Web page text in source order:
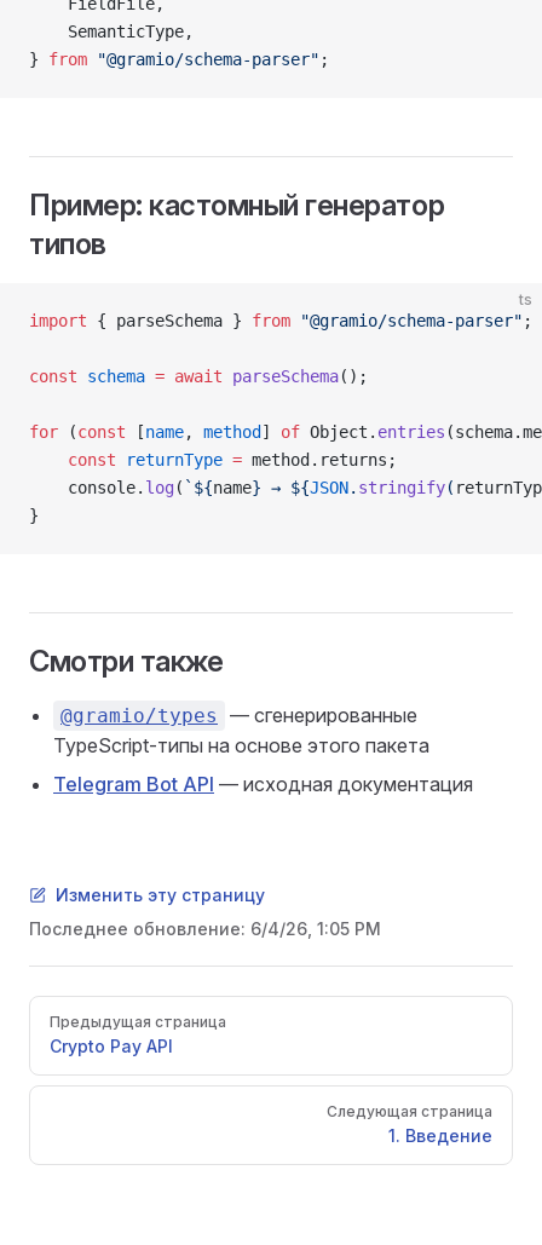
    SemanticType,
} from "@gramio/schema-parser" ;
Пример: кастомный генератор
типов
ts
import { parseSchema } from "@gramio/schema-parser" ;
const schema = await parseSchema();
for (const [name, method ] of Object. entries
    const
returnType = method.returns;
    console.
log ( `${name} → ${JSON. stringify(
}
Смотри также
@gramio/types
— сгенерированные
TypeScript-типы на основе этого пакета
Telegram Bot API — исходная документация
Изменить эту страницу
Последнее обновление: 6/4/26, 1:05 PM
Pager
Предыдущая страница
Crypto Pay API
Следующая страница
1. Введение